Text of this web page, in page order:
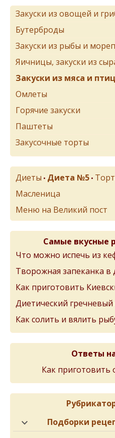
Закуски из овощей и
Бутерброды
Закуски из рыбы и
Яичницы, закуски из
Закуски из мяса и
Омлеты
Горячие закуски
Паштеты
Закусочные торты
Диеты • Диета №5 •
Масленица
Меню на Великий пост
Самые вкусные
Что можно испечь из
Творожная запеканка в
Как приготовить
Диетический гречневый
Как солить и вялить
Ответы
Как приготовить
Подборки